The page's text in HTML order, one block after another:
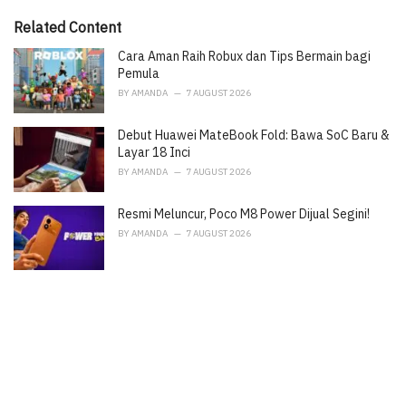
i
s
:
Related Content
Cara Aman Raih Robux dan Tips Bermain bagi
Pemula
BY AMANDA 7 AUGUST 2026
Debut Huawei MateBook Fold: Bawa SoC Baru &
Layar 18 Inci
BY AMANDA 7 AUGUST 2026
Resmi Meluncur, Poco M8 Power Dijual Segini!
BY AMANDA 7 AUGUST 2026